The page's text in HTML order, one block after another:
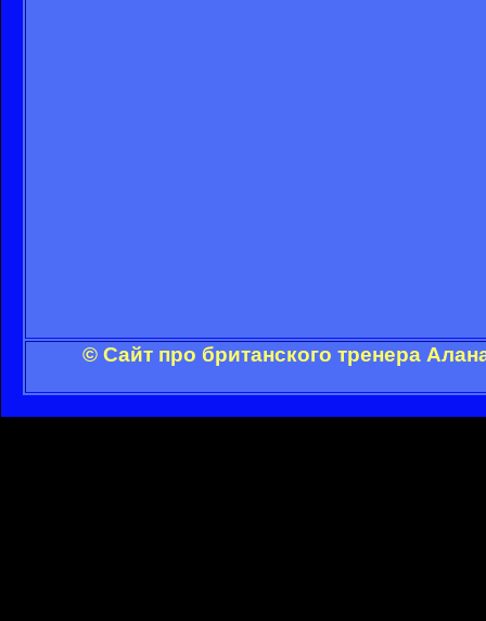
© Сайт про британского тренера